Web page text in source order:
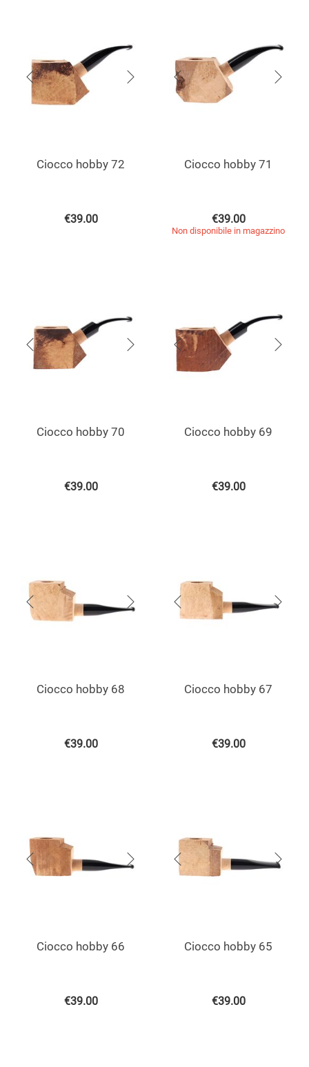
Ciocco hobby 72
€39.00
Ciocco hobby 71
€39.00
Non disponibile in magazzino
Ciocco hobby 70
€39.00
Ciocco hobby 69
€39.00
Ciocco hobby 68
€39.00
Ciocco hobby 67
€39.00
Ciocco hobby 66
€39.00
Ciocco hobby 65
€39.00